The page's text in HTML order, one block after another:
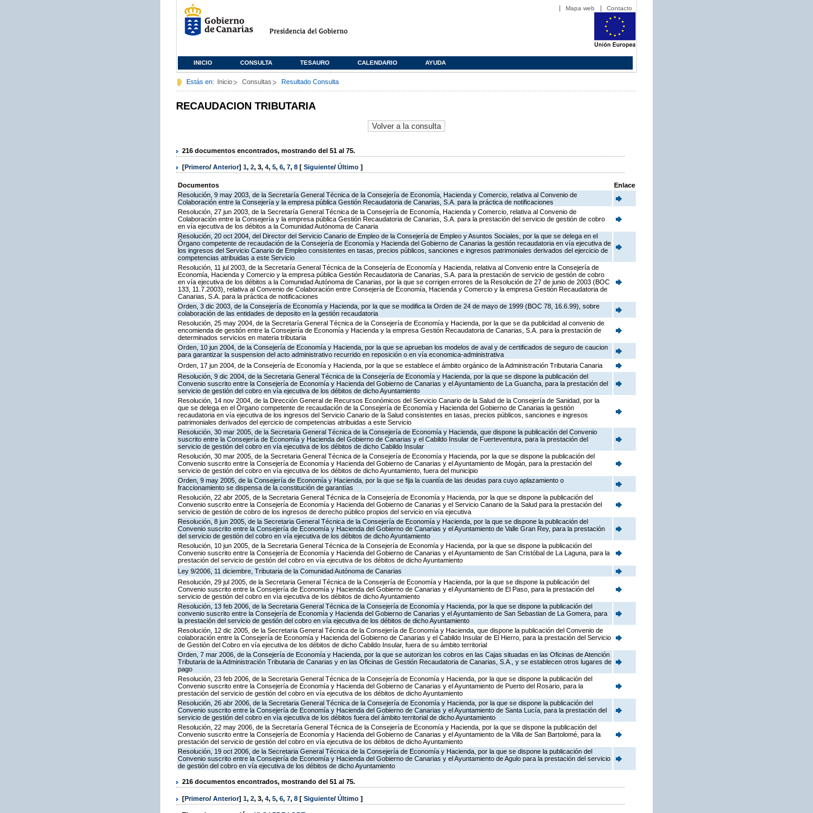
Mapa web Contacto
INICIO CONSULTA TESAURO CALENDARIO AYUDA
Estás en: Inicio Consultas Resultado Consulta
RECAUDACION TRIBUTARIA
216 documentos encontrados, mostrando del 51 al 75.
[Primero/ Anterior] 1, 2, 3, 4, 5, 6, 7, 8 [ Siguiente/ Último ]
Documentos
Enlace
Resolución, 9 may 2003, de la Secretaría General Técnica de la Consejería de Economía, Hacienda y Comercio, relativa al Convenio de
Colaboración entre la Consejería y la empresa pública Gestión Recaudatoria de Canarias, S.A. para la práctica de notificaciones
Resolución, 27 jun 2003, de la Secretaría General Técnica de la Consejería de Economía, Hacienda y Comercio, relativa al Convenio de
Colaboración entre la Consejería y la empresa pública Gestión Recaudatoria de Canarias, S.A. para la prestación del servicio de gestión de cobro
en vía ejecutiva de los débitos a la Comunidad Autónoma de Canaria
Resolución, 20 oct 2004, del Director del Servicio Canario de Empleo de la Consejería de Empleo y Asuntos Sociales, por la que se delega en el
Órgano competente de recaudación de la Consejería de Economía y Hacienda del Gobierno de Canarias la gestión recaudatoria en vía ejecutiva de
los ingresos del Servicio Canario de Empleo consistentes en tasas, precios públicos, sanciones e ingresos patrimoniales derivados del ejercicio de
competencias atribuidas a este Servicio
Resolución, 11 jul 2003, de la Secretaría General Técnica de la Consejería de Economía y Hacienda, relativa al Convenio entre la Consejería de
Economía, Hacienda y Comercio y la empresa pública Gestión Recaudatoria de Canarias, S.A. para la prestación de servicio de gestión de cobro
en vía ejecutiva de los débitos a la Comunidad Autónoma de Canarias, por la que se corrigen errores de la Resolución de 27 de junio de 2003 (BOC
133, 11.7.2003), relativa al Convenio de Colaboración entre Consejería de Economía, Hacienda y Comercio y la empresa Gestión Recaudatoria de
Canarias, S.A. para la práctica de notificaciones
Orden, 3 dic 2003, de la Consejería de Economía y Hacienda, por la que se modifica la Orden de 24 de mayo de 1999 (BOC 78, 16.6.99), sobre
colaboración de las entidades de deposito en la gestión recaudatoria
Resolución, 25 may 2004, de la Secretaría General Técnica de la Consejería de Economía y Hacienda, por la que se da publicidad al convenio de
encomienda de gestión entre la Consejería de Economía y Hacienda y la empresa Gestión Recaudatoria de Canarias, S.A. para la prestación de
determinados servicios en materia tributaria
Orden, 10 jun 2004, de la Consejería de Economía y Hacienda, por la que se aprueban los modelos de aval y de certificados de seguro de caucion
para garantizar la suspension del acto administrativo recurrido en reposición o en vía economica-administrativa
Orden, 17 jun 2004, de la Consejería de Economía y Hacienda, por la que se establece el ámbito orgánico de la Administración Tributaria Canaria
Resolución, 9 dic 2004, de la Secretaria General Técnica de la Consejería de Economía y Hacienda, por la que se dispone la publicación del
Convenio suscrito entre la Consejería de Economía y Hacienda del Gobierno de Canarias y el Ayuntamiento de La Guancha, para la prestación del
servicio de gestión del cobro en vía ejecutiva de los débitos de dicho Ayuntamiento
Resolución, 14 nov 2004, de la Dirección General de Recursos Económicos del Servicio Canario de la Salud de la Consejería de Sanidad, por la
que se delega en el Órgano competente de recaudación de la Consejería de Economía y Hacienda del Gobierno de Canarias la gestión
recaudatoria en vía ejecutiva de los ingresos del Servicio Canario de la Salud consistentes en tasas, precios públicos, sanciones e ingresos
patrimoniales derivados del ejercicio de competencias atribuidas a este Servicio
Resolución, 30 mar 2005, de la Secretaria General Técnica de la Consejería de Economía y Hacienda, que dispone la publicación del Convenio
suscrito entre la Consejería de Economía y Hacienda del Gobierno de Canarias y el Cabildo Insular de Fuerteventura, para la prestación del
servicio de gestión del cobro en vía ejecutiva de los débitos de dicho Cabildo Insular
Resolución, 30 mar 2005, de la Secretaria General Técnica de la Consejería de Economía y Hacienda, por la que se dispone la publicación del
Convenio suscrito entre la Consejería de Economía y Hacienda del Gobierno de Canarias y el Ayuntamiento de Mogán, para la prestación del
servicio de gestión del cobro en vía ejecutiva de los débitos de dicho Ayuntamiento, fuera del municipio
Orden, 9 may 2005, de la Consejería de Economía y Hacienda, por la que se fija la cuantía de las deudas para cuyo aplazamiento o
fraccionamiento se dispensa de la constitución de garantías
Resolución, 22 abr 2005, de la Secretaria General Técnica de la Consejería de Economía y Hacienda, por la que se dispone la publicación del
Convenio suscrito entre la Consejería de Economía y Hacienda del Gobierno de Canarias y el Servicio Canario de la Salud para la prestación del
servicio de gestión de cobro de los ingresos de derecho público propios del servicio en vía ejecutiva
Resolución, 8 jun 2005, de la Secretaria General Técnica de la Consejería de Economía y Hacienda, por la que se dispone la publicación del
Convenio suscrito entre la Consejería de Economía y Hacienda del Gobierno de Canarias y el Ayuntamiento de Valle Gran Rey, para la prestación
del servicio de gestión del cobro en vía ejecutiva de los débitos de dicho Ayuntamiento
Resolución, 10 jun 2005, de la Secretaria General Técnica de la Consejería de Economía y Hacienda, por la que se dispone la publicación del
Convenio suscrito entre la Consejería de Economía y Hacienda del Gobierno de Canarias y el Ayuntamiento de San Cristóbal de La Laguna, para la
prestación del servicio de gestión del cobro en vía ejecutiva de los débitos de dicho Ayuntamiento
Ley 9/2006, 11 diciembre, Tributaria de la Comunidad Autónoma de Canarias
Resolución, 29 jul 2005, de la Secretaria General Técnica de la Consejería de Economía y Hacienda, por la que se dispone la publicación del
Convenio suscrito entre la Consejería de Economía y Hacienda del Gobierno de Canarias y el Ayuntamiento de El Paso, para la prestación del
servicio de gestión del cobro en vía ejecutiva de los débitos de dicho Ayuntamiento
Resolución, 13 feb 2006, de la Secretaria General Técnica de la Consejería de Economía y Hacienda, por la que se dispone la publicación del
convenio suscrito entre la Consejería de Economía y Hacienda del Gobierno de Canarias y el Ayuntamiento de San Sebastian de La Gomera, para
la prestación del servicio de gestión del cobro en vía ejecutiva de los débitos de dicho Ayuntamiento
Resolución, 12 dic 2005, de la Secretaria General Técnica de la Consejería de Economía y Hacienda, que dispone la publicación del Convenio de
colaboración entre la Consejería de Economía y Hacienda del Gobierno de Canarias y el Cabildo Insular de El Hierro, para la prestación del Servicio
de Gestión del Cobro en vía ejecutiva de los débitos de dicho Cabildo Insular, fuera de su ámbito territorial
Orden, 7 mar 2006, de la Consejería de Economía y Hacienda, por la que se autorizan los cobros en las Cajas situadas en las Oficinas de Atención
Tributaria de la Administración Tributaria de Canarias y en las Oficinas de Gestión Recaudatoria de Canarias, S.A., y se establecen otros lugares de
pago
Resolución, 23 feb 2006, de la Secretaria General Técnica de la Consejería de Economía y Hacienda, por la que se dispone la publicación del
Convenio suscrito entre la Consejería de Economía y Hacienda del Gobierno de Canarias y el Ayuntamiento de Puerto del Rosario, para la
prestación del servicio de gestión del cobro en vía ejecutiva de los débitos de dicho Ayuntamiento
Resolución, 26 abr 2006, de la Secretaria General Técnica de la Consejería de Economía y Hacienda, por la que se dispone la publicación del
Convenio suscrito entre la Consejería de Economía y Hacienda del Gobierno de Canarias y el Ayuntamiento de Santa Lucía, para la prestación del
servicio de gestión del cobro en vía ejecutiva de los débitos fuera del ámbito territorial de dicho Ayuntamiento
Resolución, 22 may 2006, de la Secretaría General Técnica de la Consejería de Economía y Hacienda, por la que se dispone la publicación del
Convenio suscrito entre la Consejería de Economía y Hacienda del Gobierno de Canarias y el Ayuntamiento de la Villa de San Bartolomé, para la
prestación del servicio de gestión del cobro en vía ejecutiva de los débitos de dicho Ayuntamiento
Resolución, 19 oct 2006, de la Secretaria General Técnica de la Consejería de Economía y Hacienda, por la que se dispone la publicación del
Convenio suscrito entre la Consejería de Economía y Hacienda del Gobierno de Canarias y el Ayuntamiento de Agulo para la prestación del servicio
de gestión del cobro en vía ejecutiva de los débitos de dicho Ayuntamiento
216 documentos encontrados, mostrando del 51 al 75.
[Primero/ Anterior] 1, 2, 3, 4, 5, 6, 7, 8 [ Siguiente/ Último ]